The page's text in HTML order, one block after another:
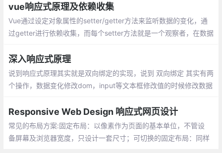
即使再用 set 也不能再劫持这个属性了
vue响应式原理及依赖收集
Vue通过设定对象属性的setter/getter方法来监听数据的变化，通
过getter进行依赖收集，而每个setter方法就是一个观察者，在数据
深入响应式原理
说到响应式原理其实就是双向绑定的实现，说到 双向绑定 其实有两
个操作，数据变化修改dom，input等文本框修改值的时候修改数据
Responsive Web Design 响应式网页设计
常见的布局方案:固定布局：以像素作为页面
的基本单位，不管设备屏幕及浏览器宽度，